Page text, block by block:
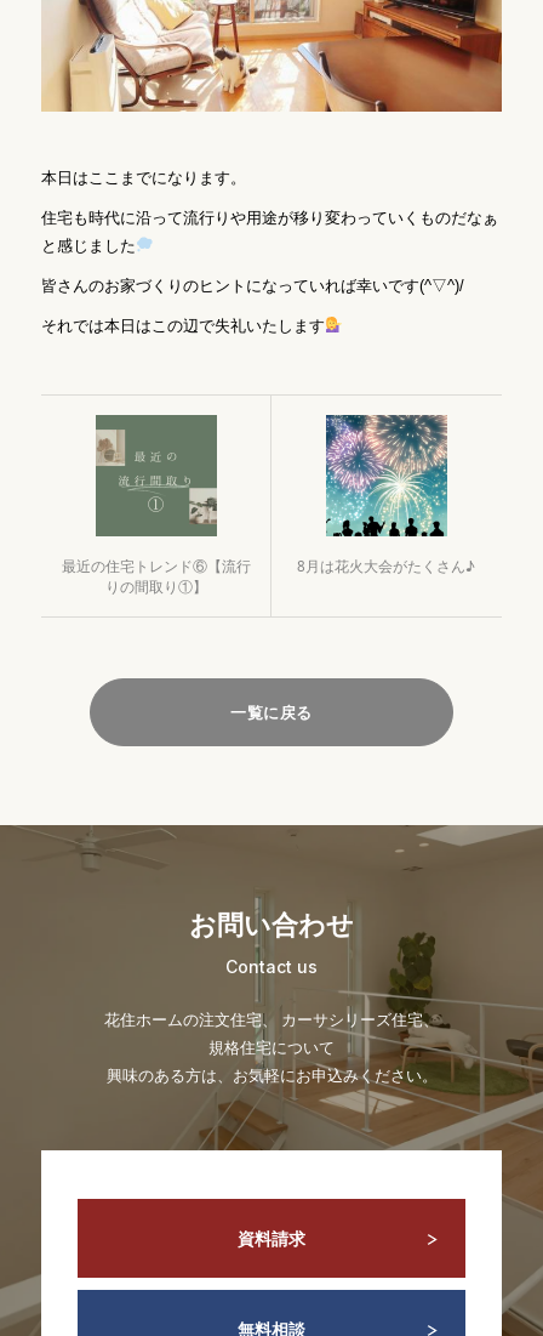
本日はここまでになります。
住宅も時代に沿って流行りや用途が移り変わっていくものだなぁ
と感じました
皆さんのお家づくりのヒントになっていれば幸いです(^▽^)/
それでは本日はこの辺で失礼いたします
最近の住宅トレンド⑥【流行
りの間取り①】
8月は花火大会がたくさん♪
一覧に戻る
お問い合わせ
Contact us
花住ホームの注文住宅、 カーサシリーズ住宅、
規格住宅について
興味のある方は、お気軽にお申込みください。
資料請求
無料相談